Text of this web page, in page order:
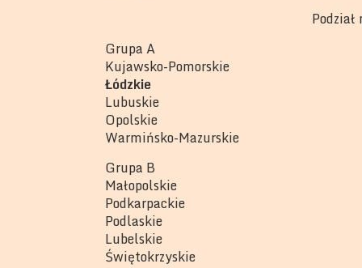
Grupa A
Kujawsko-Pomorskie
Łódzkie
Lubuskie
Opolskie
Warmińsko-Mazurskie
Grupa B
Małopolskie
Podkarpackie
Podlaskie
Lubelskie
Świętokrzyskie